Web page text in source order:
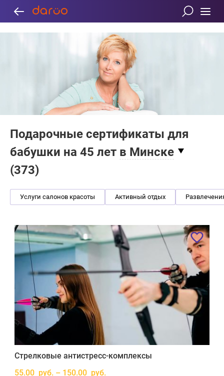
Подарочные сертификаты для
бабушки на 45 лет в Минске
(373)
Услуги салонов красоты Активный отдых
Стрелковые антистресс-комплексы
55.00 руб. – 150.00 руб.